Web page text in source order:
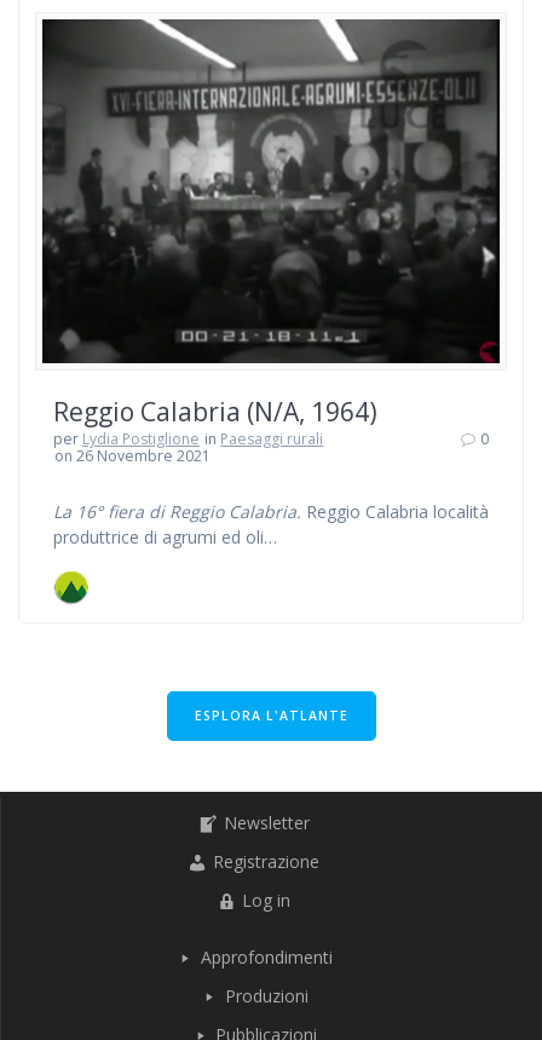
Reggio Calabria (N/A, 1964)
per Lydia Postiglione in Paesaggi rurali
on 26 Novembre 2021
0
La 16° fiera di Reggio Calabria. Reggio Calabria località
produttrice di agrumi ed oli…
ESPLORA L'ATLANTE
Newsletter
Registrazione
Log in
Approfondimenti
Produzioni
Pubblicazioni